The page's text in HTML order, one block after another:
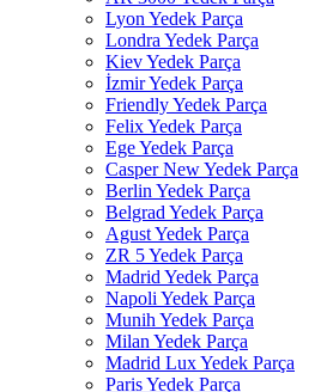
Lyon Yedek Parça
Londra Yedek Parça
Kiev Yedek Parça
İzmir Yedek Parça
Friendly Yedek Parça
Felix Yedek Parça
Ege Yedek Parça
Casper New Yedek Parça
Berlin Yedek Parça
Belgrad Yedek Parça
Agust Yedek Parça
ZR 5 Yedek Parça
Madrid Yedek Parça
Napoli Yedek Parça
Munih Yedek Parça
Milan Yedek Parça
Madrid Lux Yedek Parça
Paris Yedek Parça